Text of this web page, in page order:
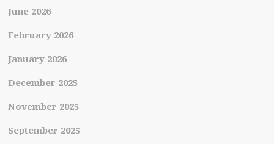
June 2026
February 2026
January 2026
December 2025
November 2025
September 2025